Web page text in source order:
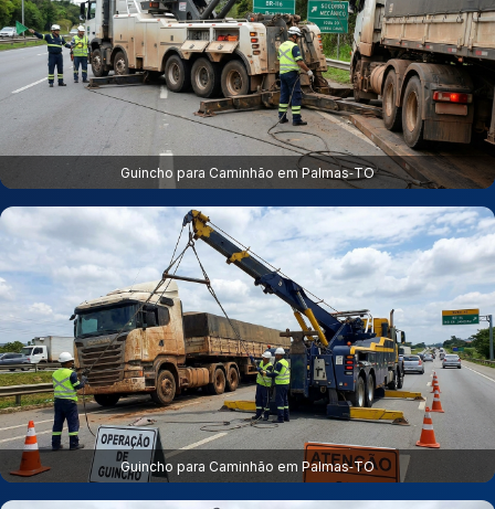
Guincho para Caminhão em Palmas‑TO
Guincho para Caminhão em Palmas‑TO